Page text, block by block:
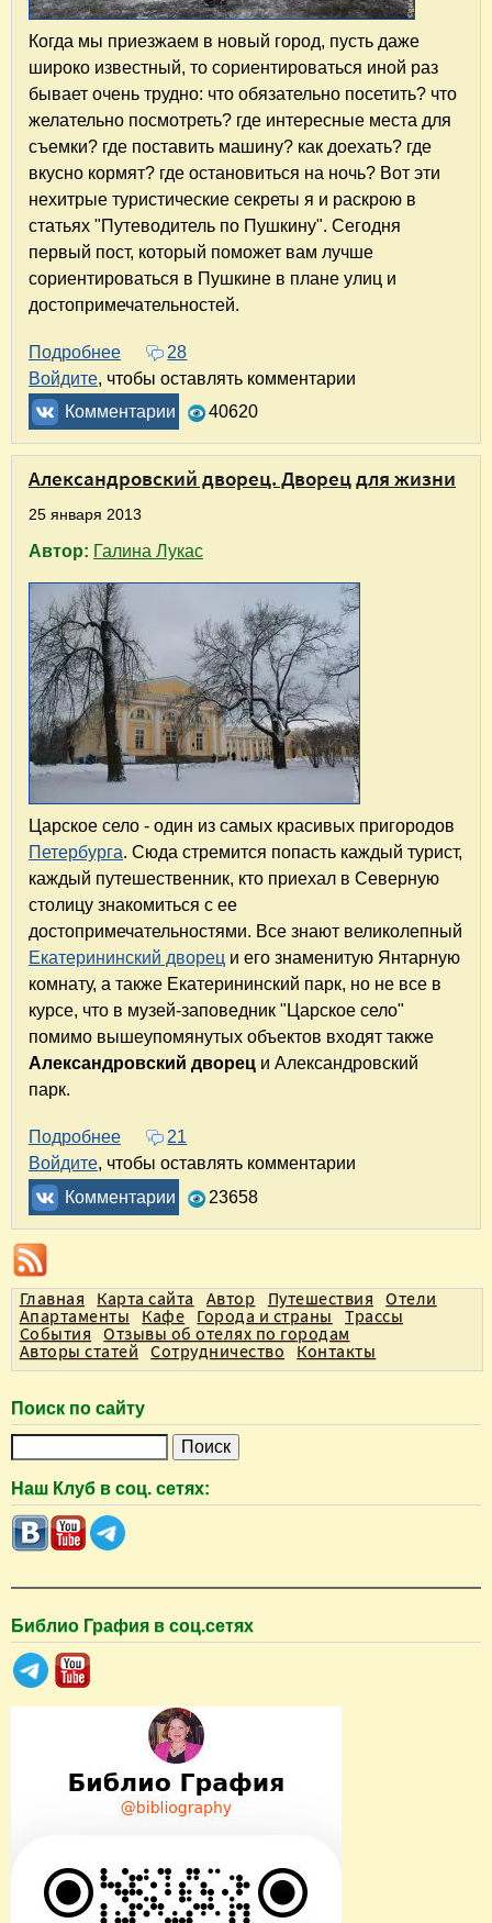
Когда мы приезжаем в новый город, пусть даже
широко известный, то сориентироваться иной раз
бывает очень трудно: что обязательно посетить? что
желательно посмотреть? где интересные места для
съемки? где поставить машину? как доехать? где
вкусно кормят? где остановиться на ночь? Вот эти
нехитрые туристические секреты я и раскрою в
статьях "Путеводитель по Пушкину". Сегодня
первый пост, который поможет вам лучше
сориентироваться в Пушкине в плане улиц и
достопримечательностей.
Подробнее о Путеводитель по Пушкину. Часть 1. Что
28
Войдите, чтобы оставлять комментарии
Комментарии
40620
Александровский дворец. Дворец для жизни
25 января 2013
Автор: Галина Лукас
Царское село - один из самых красивых пригородов
Петербурга. Сюда стремится попасть каждый турист,
каждый путешественник, кто приехал в Северную
столицу знакомиться с ее
достопримечательностями. Все знают великолепный
Екатерининский дворец и его знаменитую Янтарную
комнату, а также Екатерининский парк, но не все в
курсе, что в музей-заповедник "Царское село"
помимо вышеупомянутых объектов входят также
Александровский дворец и Александровский
парк.
Подробнее о Александровский дворец. Дворец для
21
Войдите, чтобы оставлять комментарии
Комментарии
23658
Главная Карта сайта Автор Путешествия
Отели
Апартаменты Кафе Города и страны Трассы
События Отзывы об отелях по городам
Авторы статей Сотрудничество Контакты
Поиск по сайту
и
с
к
Наш Клуб в соц. сетях:
Библио Графия в соц.сетях